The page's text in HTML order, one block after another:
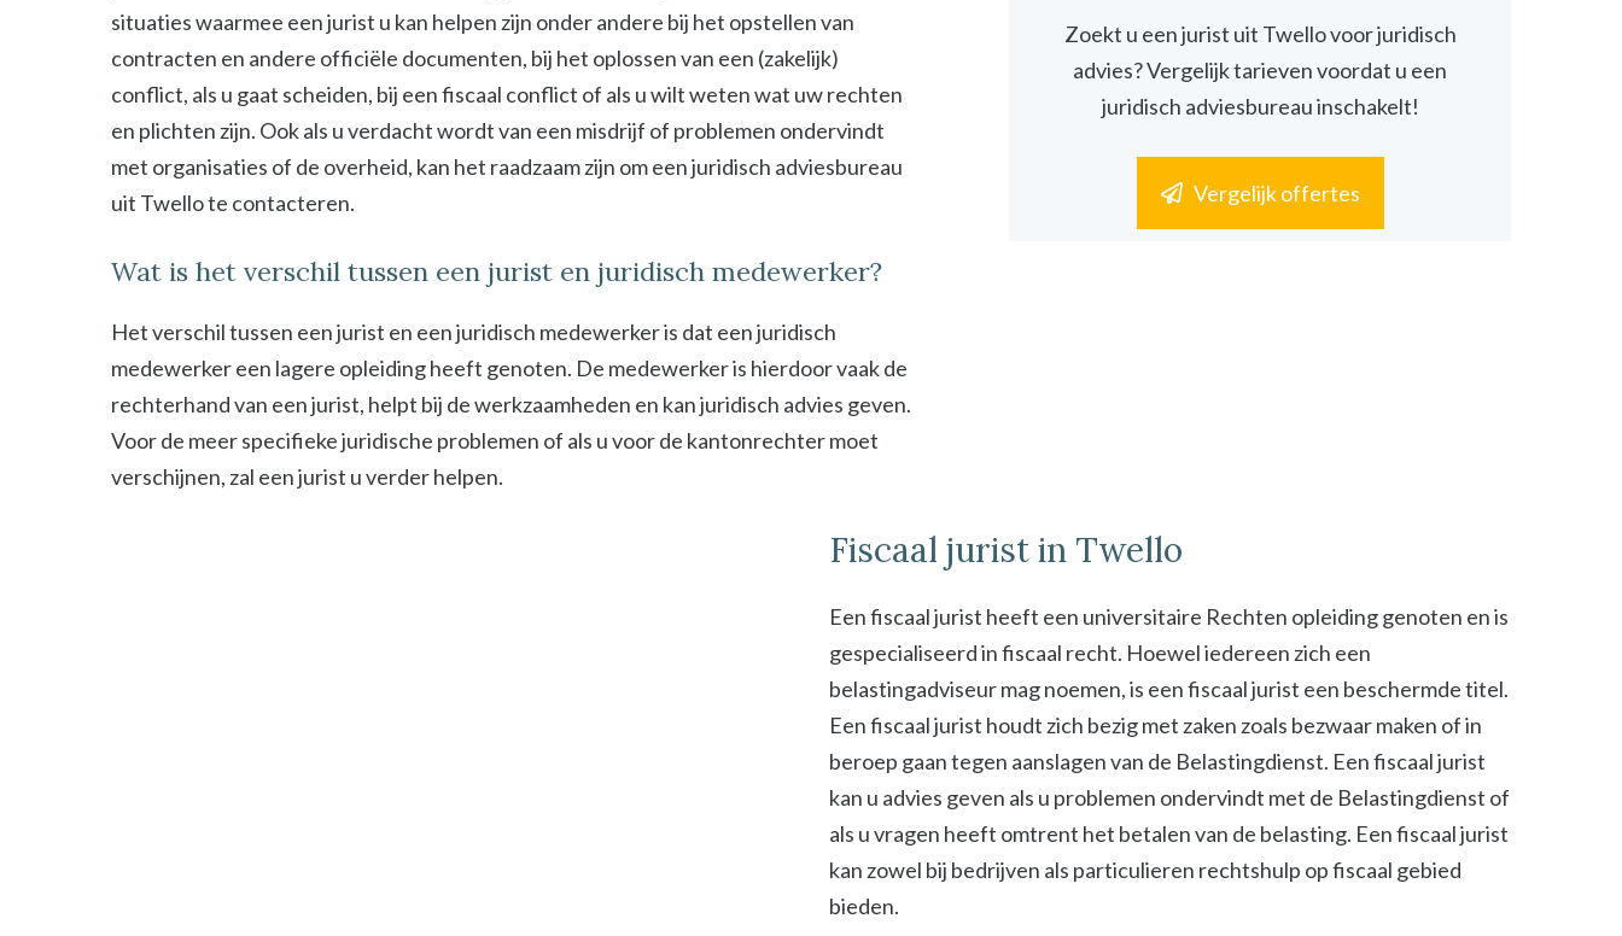
situaties waarmee een jurist u kan helpen zijn onder andere bij het opstellen van
contracten en andere officiële documenten, bij het oplossen van een (zakelijk)
conflict, als u gaat scheiden, bij een fiscaal conflict of als u wilt weten wat uw rechten
en plichten zijn. Ook als u verdacht wordt van een misdrijf of problemen ondervindt
met organisaties of de overheid, kan het raadzaam zijn om een juridisch adviesbureau
uit Twello te contacteren.
Wat is het verschil tussen een jurist en juridisch medewerker?
Het verschil tussen een jurist en een juridisch medewerker is dat een juridisch
medewerker een lagere opleiding heeft genoten. De medewerker is hierdoor vaak de
rechterhand van een jurist, helpt bij de werkzaamheden en kan juridisch advies geven.
Voor de meer specifieke juridische problemen of als u voor de kantonrechter moet
verschijnen, zal een jurist u verder helpen.
Zoekt u een jurist uit Twello voor juridisch
advies? Vergelijk tarieven voordat u een
juridisch adviesbureau inschakelt!
Vergelijk offertes
Fiscaal jurist in Twello
Een fiscaal jurist heeft een universitaire Rechten opleiding genoten en is
gespecialiseerd in fiscaal recht. Hoewel iedereen zich een
belastingadviseur mag noemen, is een fiscaal jurist een beschermde titel.
Een fiscaal jurist houdt zich bezig met zaken zoals bezwaar maken of in
beroep gaan tegen aanslagen van de Belastingdienst. Een fiscaal jurist
kan u advies geven als u problemen ondervindt met de Belastingdienst of
als u vragen heeft omtrent het betalen van de belasting. Een fiscaal jurist
kan zowel bij bedrijven als particulieren rechtshulp op fiscaal gebied
bieden.